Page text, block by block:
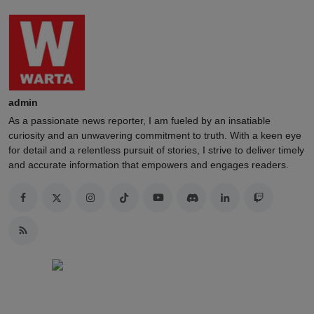
admin
As a passionate news reporter, I am fueled by an insatiable
curiosity and an unwavering commitment to truth. With a keen eye
for detail and a relentless pursuit of stories, I strive to deliver timely
and accurate information that empowers and engages readers.